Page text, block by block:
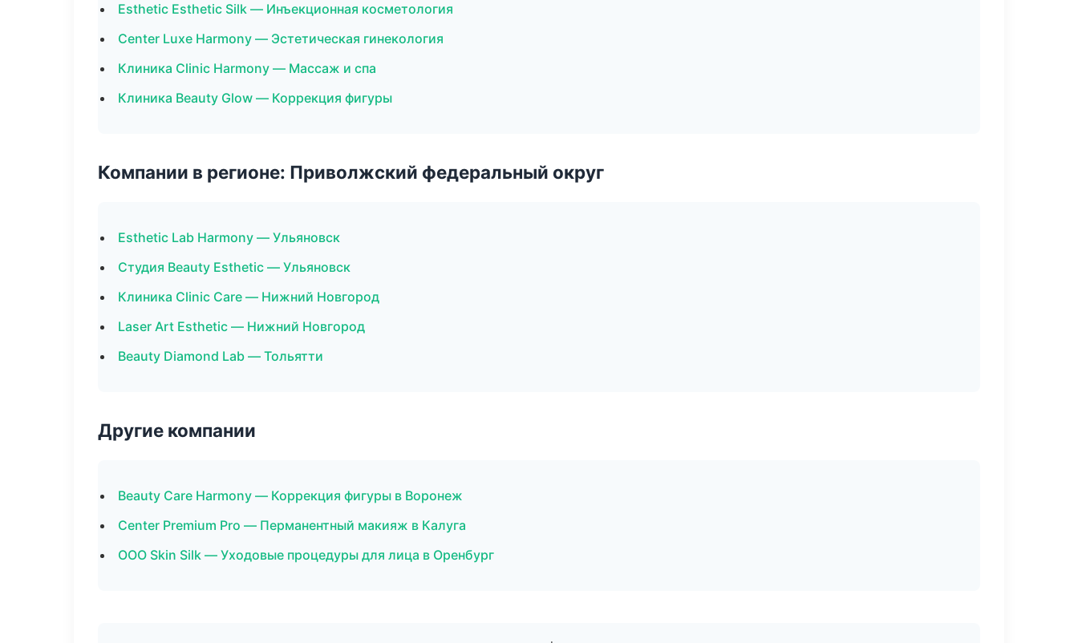
Esthetic Esthetic Silk — Инъекционная косметология
Center Luxe Harmony — Эстетическая гинекология
Клиника Clinic Harmony — Массаж и спа
Клиника Beauty Glow — Коррекция фигуры
Компании в регионе: Приволжский федеральный округ
Esthetic Lab Harmony — Ульяновск
Студия Beauty Esthetic — Ульяновск
Клиника Clinic Care — Нижний Новгород
Laser Art Esthetic — Нижний Новгород
Beauty Diamond Lab — Тольятти
Другие компании
Beauty Care Harmony — Коррекция фигуры в Воронеж
Center Premium Pro — Перманентный макияж в Калуга
ООО Skin Silk — Уходовые процедуры для лица в Оренбург